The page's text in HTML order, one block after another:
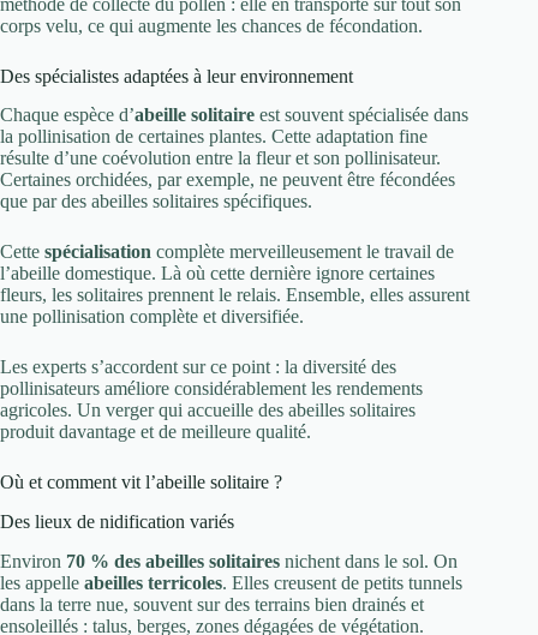
corps velu, ce qui augmente les chances de fécondation.
Des spécialistes adaptées à leur environnement
Chaque espèce d’abeille solitaire est souvent spécialisée dans
la pollinisation de certaines plantes. Cette adaptation fine
résulte d’une coévolution entre la fleur et son pollinisateur.
Certaines orchidées, par exemple, ne peuvent être fécondées
que par des abeilles solitaires spécifiques.
Cette spécialisation complète merveilleusement le travail de
l’abeille domestique. Là où cette dernière ignore certaines
fleurs, les solitaires prennent le relais. Ensemble, elles assurent
une pollinisation complète et diversifiée.
Les experts s’accordent sur ce point : la diversité des
pollinisateurs améliore considérablement les rendements
agricoles. Un verger qui accueille des abeilles solitaires
produit davantage et de meilleure qualité.
Où et comment vit l’abeille solitaire ?
Des lieux de nidification variés
Environ 70 % des abeilles solitaires nichent dans le sol. On
les appelle abeilles terricoles. Elles creusent de petits tunnels
dans la terre nue, souvent sur des terrains bien drainés et
ensoleillés : talus, berges, zones dégagées de végétation.